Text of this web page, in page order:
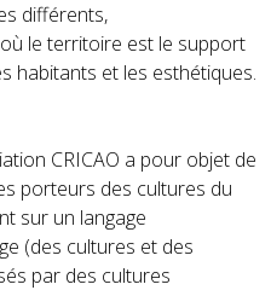
différents,
le territoire est le support
habitants et les esthétiques.
CRICAO a pour objet de
porteurs des cultures du
sur un langage
(des cultures et des
par des cultures